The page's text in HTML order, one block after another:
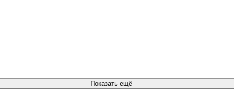
Показать ещё